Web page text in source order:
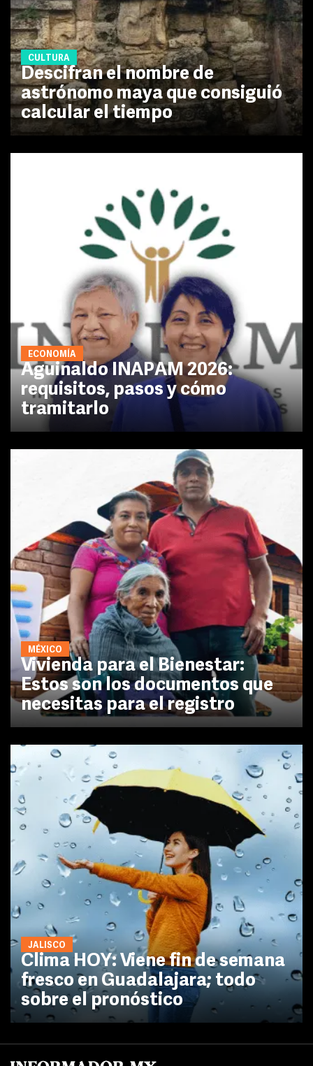
CULTURA
Descifran el nombre de
astrónomo maya que consiguió
calcular el tiempo
ECONOMÍA
Aguinaldo INAPAM 2026:
requisitos, pasos y cómo
tramitarlo
MÉXICO
Vivienda para el Bienestar:
Estos son los documentos que
necesitas para el registro
JALISCO
Clima HOY: Viene fin de semana
fresco en Guadalajara; todo
sobre el pronóstico